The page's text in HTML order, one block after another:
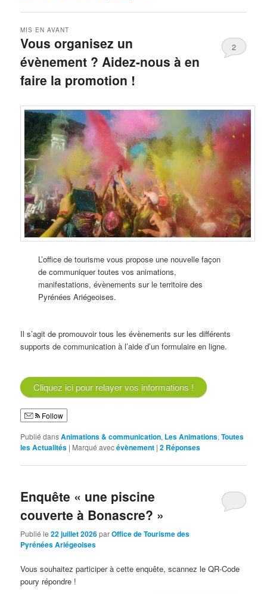
Vous organisez un
évènement ? Aidez-nous à en
faire la promotion !
MIS EN AVANT
Pyrénées Ariégeoises
2
L’office de tourisme vous propose une nouvelle façon
de communiquer toutes vos animations,
manifestations, évènements sur le territoire des
Pyrénées Ariégeoises.
Il s’agit de promouvoir tous les évènements sur les différents
supports de communication à l’aide d’un formulaire en ligne.
Cliquez ici pour relayer vos informations !
Follow
Publié dansAnimations & communication, Les Animations,Toutes
les Actualités | Marqué avecévènement |2 Réponses
Enquête « une piscine
couverte à Bonascre? »
Publié le22 juillet 2026parOffice de Tourisme des
Pyrénées Ariégeoises
Vous souhaitez participer à cette enquête, scannez le QR-Code
poury répondre !